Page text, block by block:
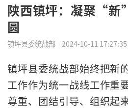
陕西镇坪：凝聚“新
圆
镇坪县委统战部 2024-10-11 17:27:35
镇坪县委统战部始终把新
工作作为统一战线工作重
尊重、团结引导、组织起